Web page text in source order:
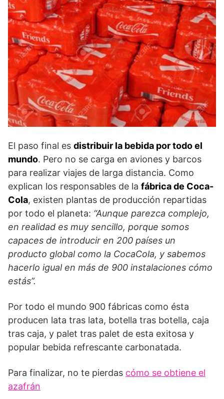
El paso final es distribuir la bebida por todo el
mundo. Pero no se carga en aviones y barcos
para realizar viajes de larga distancia. Como
explican los responsables de la fábrica de Coca-
Cola, existen plantas de producción repartidas
por todo el planeta: “Aunque parezca complejo,
en realidad es muy sencillo, porque somos
capaces de introducir en 200 países un
producto global como la CocaCola, y sabemos
hacerlo igual en más de 900 instalaciones cómo
estás”.
Por todo el mundo 900 fábricas como ésta
producen lata tras lata, botella tras botella, caja
tras caja, y palet tras palet de esta exitosa y
popular bebida refrescante carbonatada.
Para finalizar, no te pierdas cómo se obtiene el
azafrán